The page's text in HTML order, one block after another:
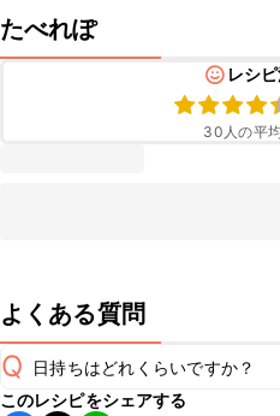
たべれぽ
レシ
30 人の平
よくある質問
Q 日持ちはどれくらいですか？
このレシピをシェアする